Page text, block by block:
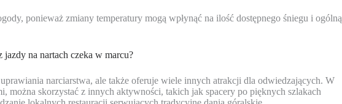
ponieważ zmiany temperatury mogą wpłynąć na ilość dostępnego śniegu i ogólną
na nartach czeka w marcu?
narciarstwa, ale także oferuje wiele innych atrakcji dla odwiedzających. W
można skorzystać z innych aktywności, takich jak spacery po pięknych szlakach